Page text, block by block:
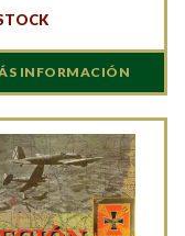
INFORMACIÓN